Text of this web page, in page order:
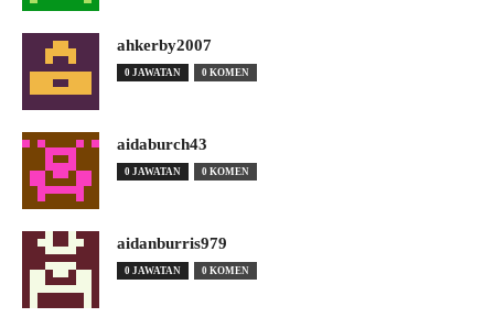
ahkerby2007
0 JAWATAN 0 KOMEN
aidaburch43
0 JAWATAN 0 KOMEN
aidanburris979
0 JAWATAN 0 KOMEN